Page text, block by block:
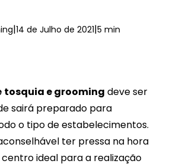
|14 de Julho de 2021|5 min
tosquia e grooming deve ser
sairá preparado para
o tipo de estabelecimentos.
ter pressa na hora
ideal para a realização